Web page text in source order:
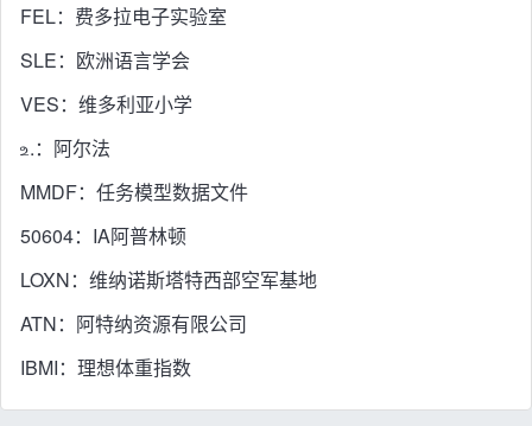
FEL：费多拉电子实验室
SLE：欧洲语言学会
VES：维多利亚小学
உ.：阿尔法
MMDF：任务模型数据文件
50604：IA阿普林顿
LOXN：维纳诺斯塔特西部空军基地
ATN：阿特纳资源有限公司
IBMI：理想体重指数